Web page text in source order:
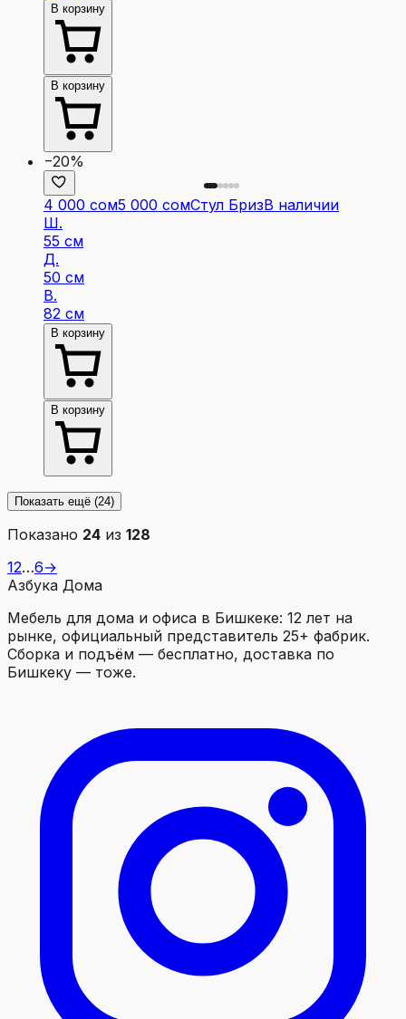
В корзину
В корзину
−20%
4 000 сом5 000 сомСтул БризВ наличии
Ш.
55 см
Д.
50 см
В.
82 см
В корзину
В корзину
Показать ещё (24)
Показано 24 из 128
12…6→
Азбука Дома
Мебель для дома и офиса в Бишкеке: 12 лет на
рынке, официальный представитель 25+ фабрик.
Сборка и подъём — бесплатно, доставка по
Бишкеку — тоже.